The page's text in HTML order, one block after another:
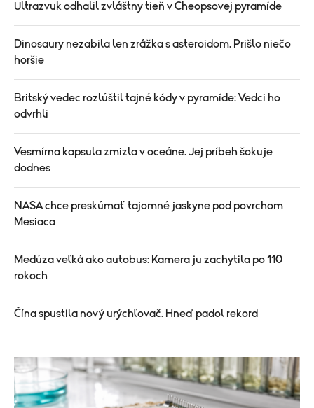
Ultrazvuk odhalil zvláštny tieň v Cheopsovej pyramíde
Dinosaury nezabila len zrážka s asteroidom. Prišlo niečo
horšie
Britský vedec rozlúštil tajné kódy v pyramíde: Vedci ho
odvrhli
Vesmírna kapsula zmizla v oceáne. Jej príbeh šokuje
dodnes
NASA chce preskúmať tajomné jaskyne pod povrchom
Mesiaca
Medúza veľká ako autobus: Kamera ju zachytila po 110
rokoch
Čína spustila nový urýchľovač. Hneď padol rekord